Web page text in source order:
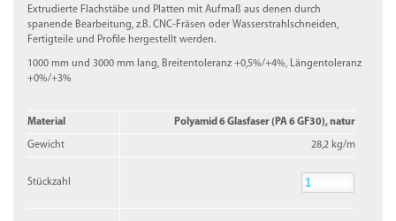
Extrudierte Flachstäbe und Platten mit Aufmaß aus denen durch
spanende Bearbeitung, z.B. CNC-Fräsen oder Wasserstrahlschneiden,
Fertigteile und Profile hergestellt werden.
1000 mm und 3000 mm lang, Breitentoleranz +0,5%/+4%, Längentoleranz
+0%/+3%
Material Polyamid 6 Glasfaser (PA 6 GF30), natur
Gewicht 28,2 kg/m
Stückzahl